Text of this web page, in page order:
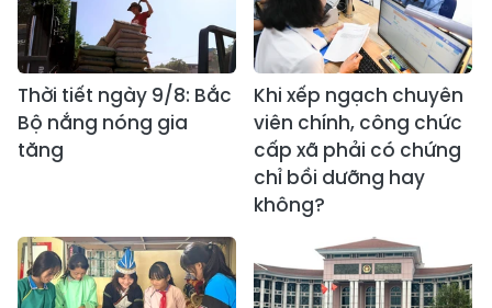
Thời tiết ngày 9/8: Bắc
Bộ nắng nóng gia
tăng
Khi xếp ngạch chuyên
viên chính, công chức
cấp xã phải có chứng
chỉ bồi dưỡng hay
không?